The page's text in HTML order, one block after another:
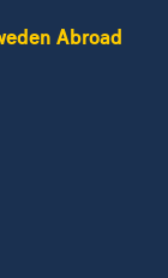
Abroad